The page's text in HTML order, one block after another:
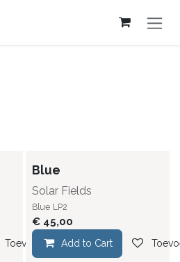
Toevoegen aan verlanglijst
Blue
Solar Fields
Blue LP2
€ 45,00
Add to Cart